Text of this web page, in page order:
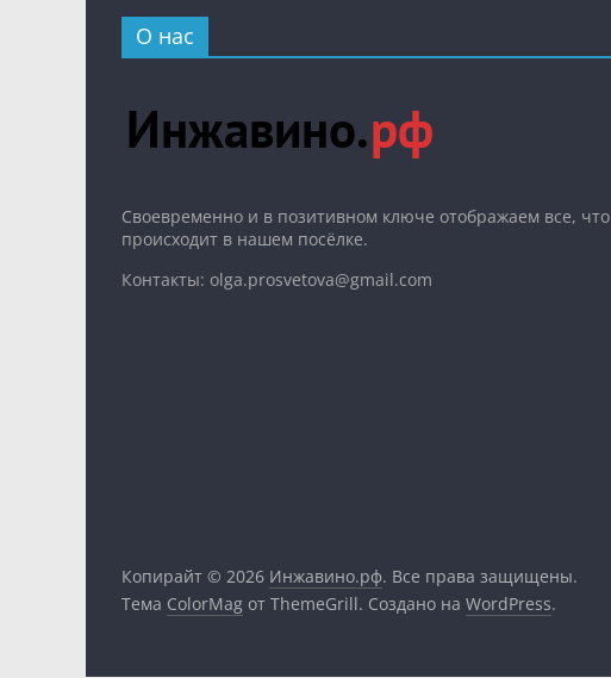
О нас
Cвоевременно и в позитивном ключе отображаем все, что
происходит в нашем посёлке.
Контакты: olga.prosvetova@gmail.com
Копирайт © 2026 Инжавино.рф. Все права защищены.
Тема ColorMag от ThemeGrill. Создано на WordPress.